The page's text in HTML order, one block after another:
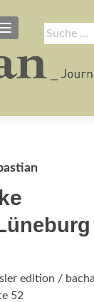
Suche
nach:
SCHALTE
edition /
52